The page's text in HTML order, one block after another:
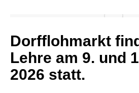
Dorfflohmarkt
Lehre am 9. und
2026 statt.